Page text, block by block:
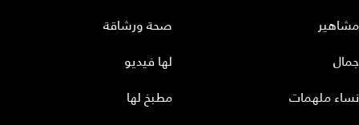
مشاهير
جمال
نساء ملهمات
صحة ورشاقة
لها فيديو
مطبخ لها